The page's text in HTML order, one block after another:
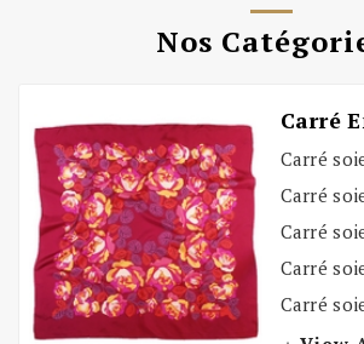
Nos
Carré
Carré
Carré
Carré
Carré
Carré